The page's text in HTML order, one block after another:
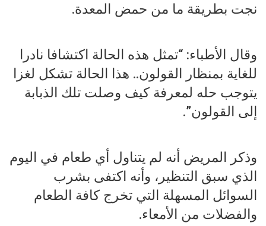
نجت بطريقة ما من حمض المعدة.
وقال الأطباء: “تمثل هذه الحالة اكتشافا نادرا
للغاية بمنظار القولون.. هذا الحالة تشكل لغزا
يتوجب حله لمعرفة كيف وصلت تلك الذبابة
إلى القولون”.
وذكر المريض أنه لم يتناول أي طعام في اليوم
الذي سبق التنظير، وأنه اكتفى بشرب
السوائل المسهلة التي تخرج كافة الطعام
والفضلات من الأمعاء.